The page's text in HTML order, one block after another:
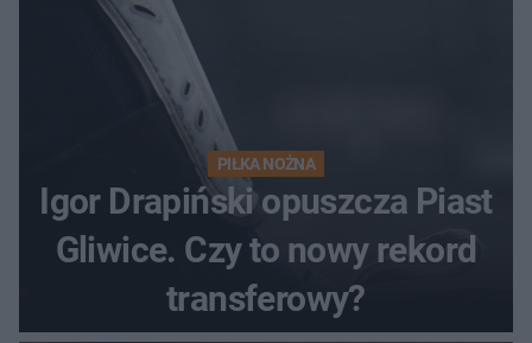
PIŁKA NOŻNA
Igor Drapiński opuszcza Piast
Gliwice. Czy to nowy rekord
transferowy?